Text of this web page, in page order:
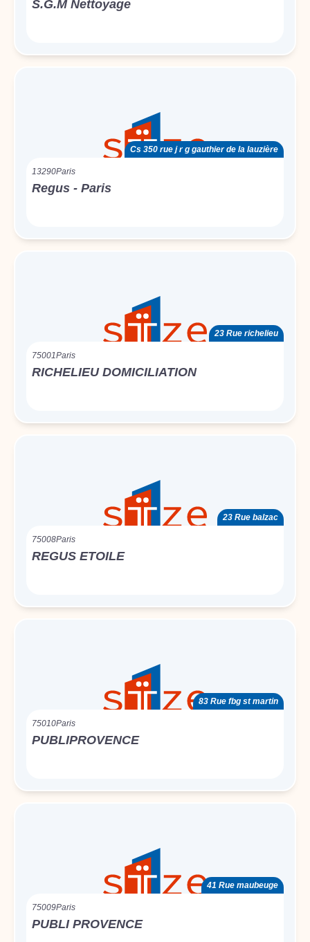
S.G.M Nettoyage
Cs 350 rue j r g gauthier de la lauzière
13290Paris
Regus - Paris
23 Rue richelieu
75001Paris
RICHELIEU DOMICILIATION
23 Rue balzac
75008Paris
REGUS ETOILE
83 Rue fbg st martin
75010Paris
PUBLIPROVENCE
41 Rue maubeuge
75009Paris
PUBLI PROVENCE